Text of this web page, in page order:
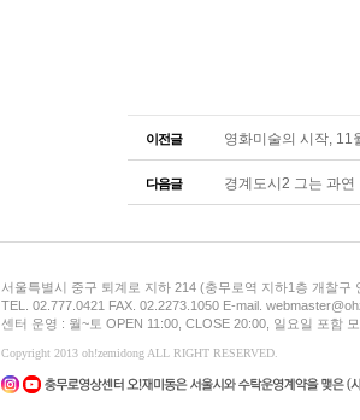
이전글 영화미술의 시작, 11
다음글 경계도시2 그는 과연
서울특별시 중구 퇴계로 지하 214 (충무로역 지하1층 개찰구
TEL. 02.777.0421 FAX. 02.2273.1050 E-mail.
센터 운영 : 월~토 OPEN 11:00, CLOSE 20:00, 일요일 포함
Copyright 2013 oh!zemidong ALL RIGHT RESERVED.